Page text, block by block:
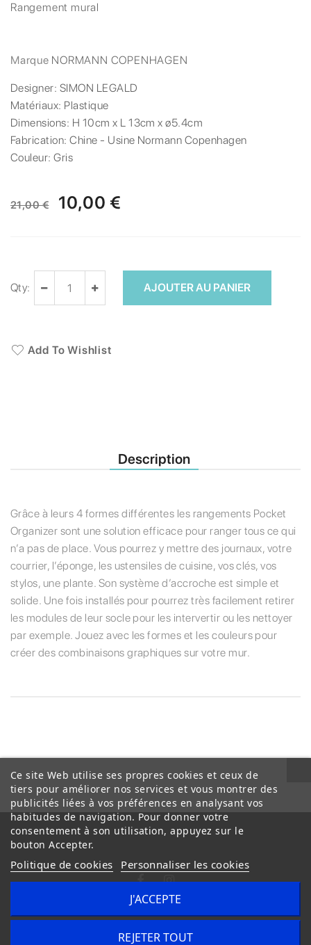
Rangement mural
Marque NORMANN COPENHAGEN
Designer: SIMON LEGALD
Matériaux: Plastique
Dimensions: H 10cm x L 13cm x ø5.4cm
Fabrication:Chine - Usine Normann Copenhagen
Couleur:Gris
21,00 € 10,00 €
Qty: AJOUTER AU PANIER
Add To Wishlist
Description
Grâce à leurs 4 formes différentes les rangements Pocket
Organizer sont une solution efficace pour ranger tous ce qui
n’a pas de place. Vous pourrez y mettre des journaux, votre
courrier, l’éponge, les ustensiles de cuisine, vos clés, vos
stylos, une plante. Son système d’accroche est simple et
solide. Une fois installés pour pourrez très facilement retirer
les modules de leur socle pour les intervertir ou les nettoyer
par exemple. Jouez avec les formes et les couleurs pour
créer des combinaisons graphiques sur votre mur.
Conditions Générales de Vente
Ce site Web utilise ses propres cookies et ceux de
tiers pour améliorer nos services et vous montrer des
publicités liées à vos préférences en analysant vos
habitudes de navigation. Pour donner votre
consentement à son utilisation, appuyez sur le
bouton Accepter.
Politique de cookies Personnaliser les cookies
REJETER TOUT
J'ACCEPTE